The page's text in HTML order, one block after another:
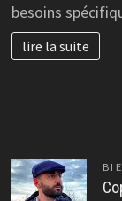
besoins
lire la suite